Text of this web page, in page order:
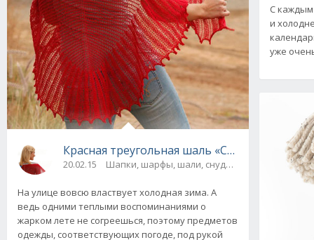
Красная треугольная шаль «Cherry» от
20.02.15 Шапки, шарфы, шали, снуды и палантины
На улице вовсю властвует холодная зима. А
ведь одними теплыми воспоминаниями о
жарком лете не согреешься, поэтому предметов
одежды, соответствующих погоде, под рукой
С каждым
и
уже